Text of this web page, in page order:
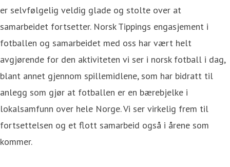
er selvfølgelig veldig glade og stolte over at
samarbeidet fortsetter. Norsk Tippings engasjement i
fotballen og samarbeidet med oss har vært helt
avgjørende for den aktiviteten vi ser i norsk fotball i dag,
blant annet gjennom spillemidlene, som har bidratt til
anlegg som gjør at fotballen er en bærebjelke i
lokalsamfunn over hele Norge. Vi ser virkelig frem til
fortsettelsen og et flott samarbeid også i årene som
kommer.